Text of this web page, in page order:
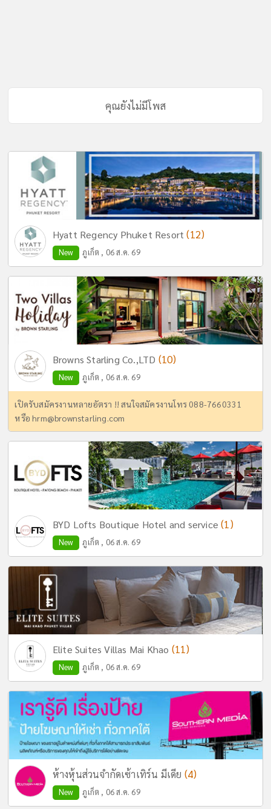
คุณยังไม่มีโพส
Hyatt Regency Phuket Resort(12)
New ภูเก็ต , 06 ส.ค. 69
Browns Starling Co.,LTD (10)
New ภูเก็ต , 06 ส.ค. 69
เปิดรับสมัครงานหลายอัตรา !! สนใจสมัครงานโทร 088-7660331
หรือhrm@brownstarling.com
BYD Lofts Boutique Hotel and service(1)
New ภูเก็ต , 06 ส.ค. 69
Elite Suites Villas Mai Khao (11)
New ภูเก็ต , 06 ส.ค. 69
ห้างหุ้นส่วนจำกัดเซ้าเทิร์น มีเดีย (4)
New ภูเก็ต , 06 ส.ค. 69